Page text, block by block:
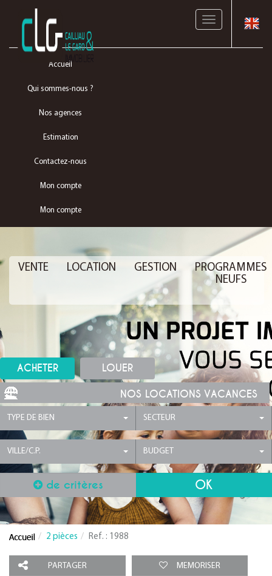
Toggle
Accueil
Qui sommes-nous ?
Nos agences
Estimation
Contactez-nous
Mon compte
Mon compte
VENTE LOCATION GESTION
PROGRAMMES
NEUFS
ACHETER LOUER
NOS LOCATIONS VACANCES
TYPE DE BIEN SECTEUR
VILLE/C.P. BUDGET
de critères
2 pièces Ref. : 1988
PARTAGER MEMORISER